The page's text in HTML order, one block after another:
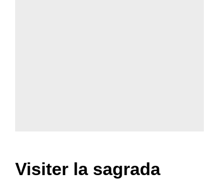
Visiter la sagrada